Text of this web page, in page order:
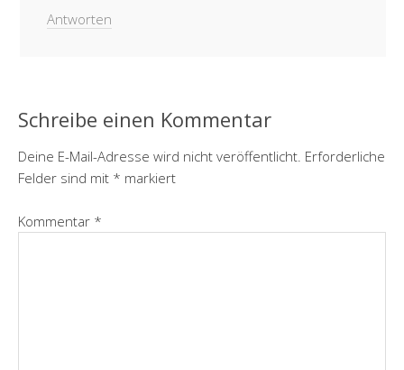
Antworten
Schreibe einen Kommentar
Deine E-Mail-Adresse wird nicht veröffentlicht. Erforderliche
Felder sind mit * markiert
Kommentar *